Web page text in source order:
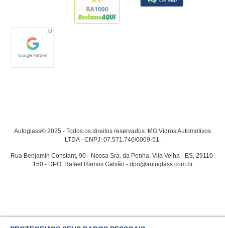
Autoglass© 2025 - Todos os direitos reservados. MG Vidros Automotivos
LTDA - CNPJ: 07.571.746/0009-51.
Rua Benjamin Constant, 90 - Nossa Sra. da Penha, Vila Velha - ES, 29110-
150 - DPO: Rafael Ramos Galvão - dpo@autoglass.com.br